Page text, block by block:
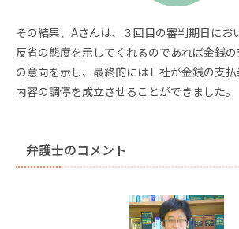
その結果、Aさんは、３回目の審判期日にお
反省の態度を示してくれるのであれば金銭
の意向を示し、最終的にはＬ社が金銭の支
内容の調停を成立させることができました。
弁護士のコメント